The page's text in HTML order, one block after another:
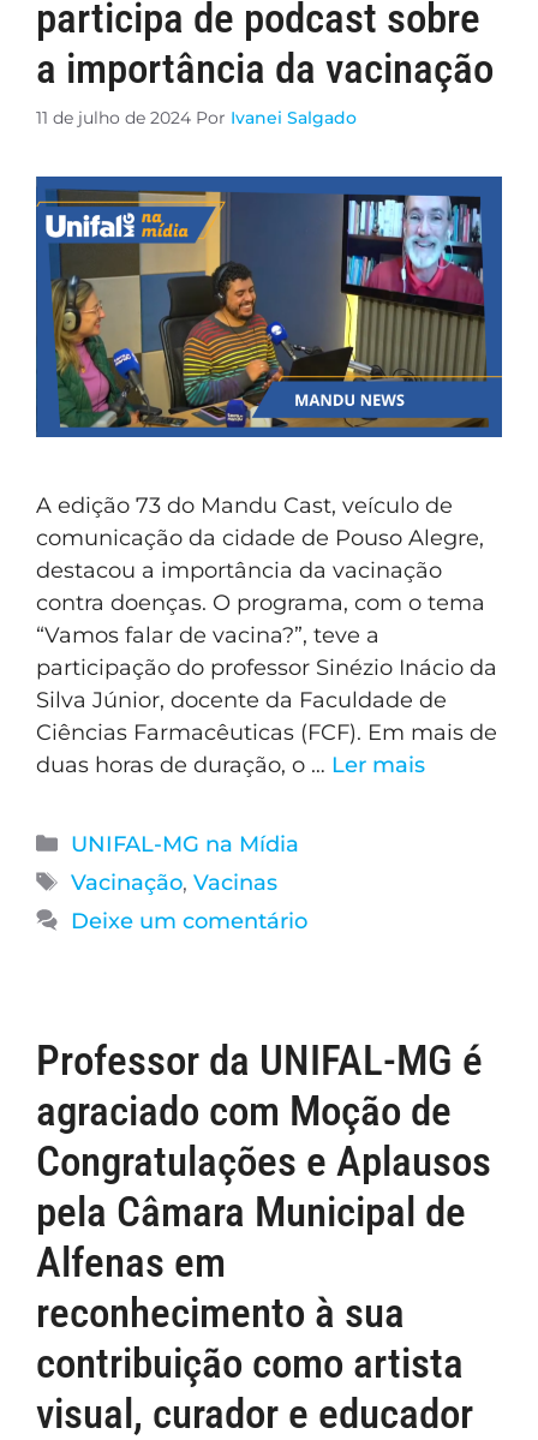
participa de podcast sobre
a importância da vacinação
11 de julho de 2024 Por Ivanei Salgado
A edição 73 do Mandu Cast, veículo de
comunicação da cidade de Pouso Alegre,
destacou a importância da vacinação
contra doenças. O programa, com o tema
“Vamos falar de vacina?”, teve a
participação do professor Sinézio Inácio da
Silva Júnior, docente da Faculdade de
Ciências Farmacêuticas (FCF). Em mais de
duas horas de duração, o … Ler mais
UNIFAL-MG na Mídia
Vacinação, Vacinas
Deixe um comentário
Professor da UNIFAL-MG é
agraciado com Moção de
Congratulações e Aplausos
pela Câmara Municipal de
Alfenas em
reconhecimento à sua
contribuição como artista
visual, curador e educador